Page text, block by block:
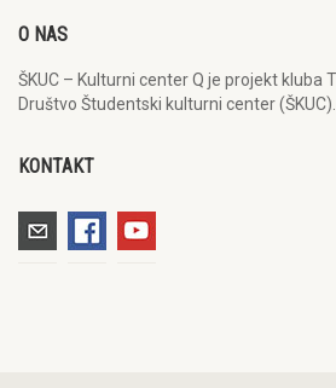
O NAS
ŠKUC – Kulturni center Q je projekt kluba
Društvo Študentski kulturni center (ŠKUC).
KONTAKT